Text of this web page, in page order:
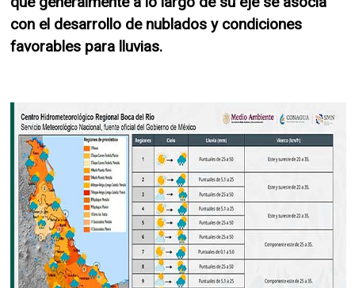
con el desarrollo de nublados y condiciones
favorables para lluvias.